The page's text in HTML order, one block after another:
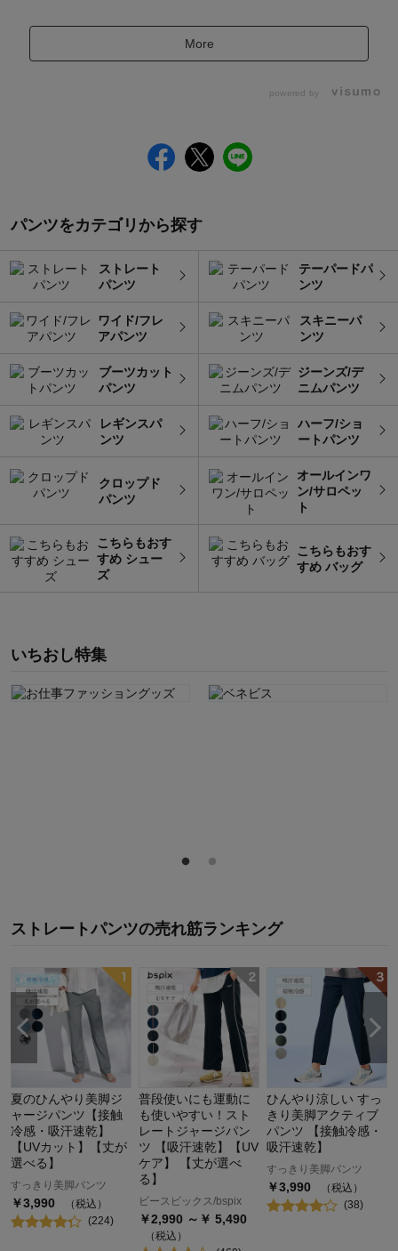
More
powered by
パンツをカテゴリから探す
ストレート
パンツ
テーパードパ
ンツ
ワイド/フレ
アパンツ
スキニーパ
ンツ
ブーツカット
パンツ
ジーンズ/デ
ニムパンツ
レギンスパ
ンツ
ハーフ/ショ
ートパンツ
クロップド
パンツ
オールインワ
ン/サロペッ
ト
こちらもおす
すめ シュー
ズ
こちらもおす
すめ バッグ
いちおし特集
ストレートパンツの売れ筋ランキング
夏のひんやり美脚ジ
ャージパンツ【接触
冷感・吸汗速乾】
【UVカット】【丈が
選べる】
すっきり美脚パンツ
￥3,990
（税込）
(224)
普段使いにも運動に
も使いやすい！スト
レートジャージパン
ツ 【吸汗速乾】【UV
ケア】 【丈が選べ
る】
ビースピックス/bspix
￥2,990 ～￥ 5,490
（税込）
ひんやり涼しい すっ
きり美脚アクティブ
パンツ 【接触冷感・
吸汗速乾】
すっきり美脚パンツ
￥3,990
（税込）
(38)